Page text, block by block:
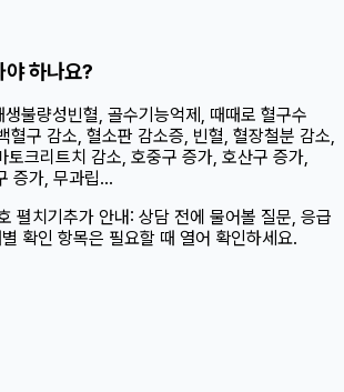
야 하나요?
불량성빈혈, 골수기능억제, 때때로 혈구수
혈구 감소, 혈소판 감소증, 빈혈, 혈장철분 감소,
토크리트치 감소, 호중구 증가, 호산구 증가,
증가, 무과립...
펼치기 추가 안내: 상담 전에 물어볼 질문, 응급
확인 항목은 필요할 때 열어 확인하세요.